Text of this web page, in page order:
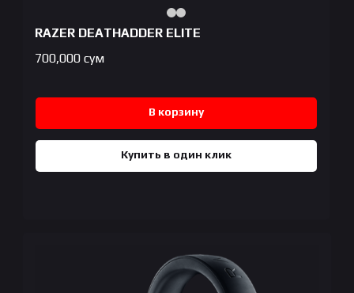
RAZER DEATHADDER ELITE
700,000 сум
В корзину
Купить в один клик